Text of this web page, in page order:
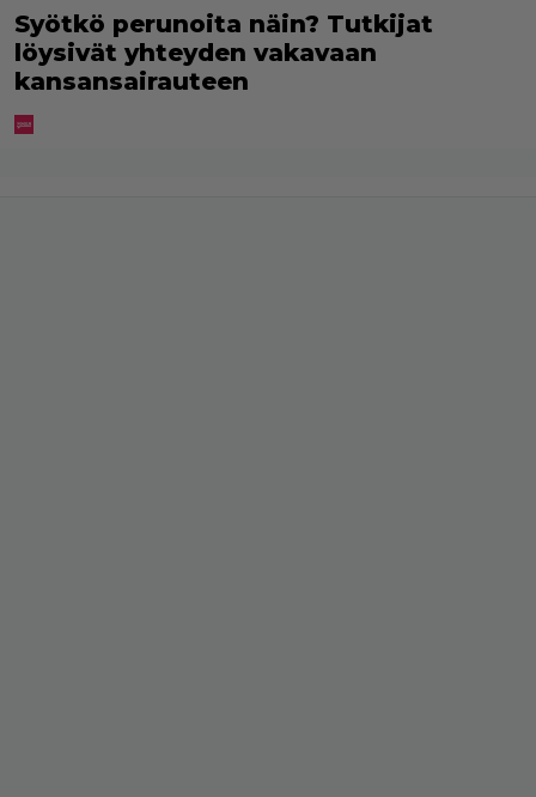
Syötkö perunoita näin? Tutkijat
löysivät yhteyden vakavaan
kansansairauteen